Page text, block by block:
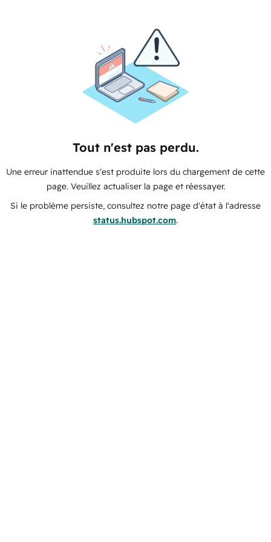
Tout n'est pas perdu.
Une erreur inattendue s'est produite lors du chargement de cette
page. Veuillez actualiser la page et réessayer.
Si le problème persiste, consultez notre page d'état à l'adresse
status.hubspot.com.